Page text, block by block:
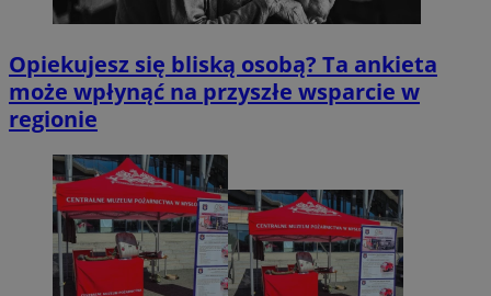
Opiekujesz się bliską osobą? Ta ankieta
może wpłynąć na przyszłe wsparcie w
regionie